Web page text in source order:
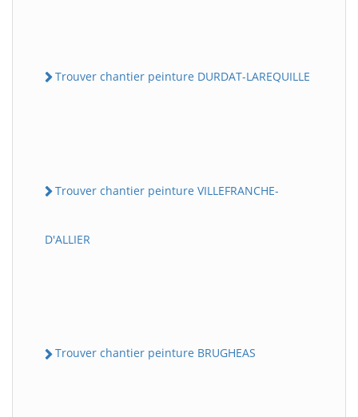
Trouver chantier peinture DURDAT-LAREQUILLE
Trouver chantier peinture VILLEFRANCHE-
D'ALLIER
Trouver chantier peinture BRUGHEAS